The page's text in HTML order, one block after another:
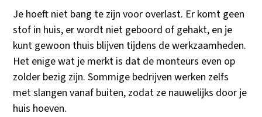
Je hoeft niet bang te zijn voor overlast. Er komt geen
stof in huis, er wordt niet geboord of gehakt, en je
kunt gewoon thuis blijven tijdens de werkzaamheden.
Het enige wat je merkt is dat de monteurs even op
zolder bezig zijn. Sommige bedrijven werken zelfs
met slangen vanaf buiten, zodat ze nauwelijks door je
huis hoeven.